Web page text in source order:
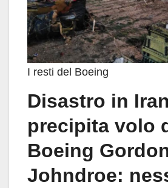
I resti del Boeing
Disastro in
precipita volo
Boeing
Johndroe: